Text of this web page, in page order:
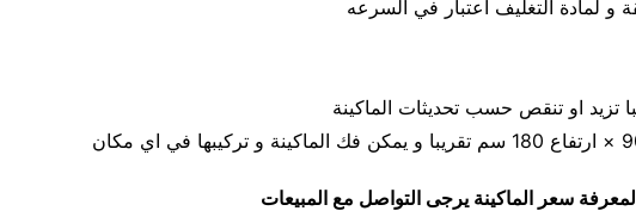
لمعرفة سعر الماكينة يرجى التواصل مع المبيعات